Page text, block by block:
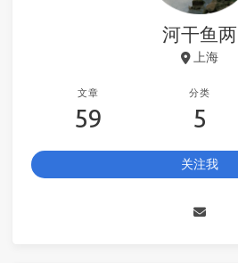
河干鱼两
上海
文章
59
分类
5
关注我